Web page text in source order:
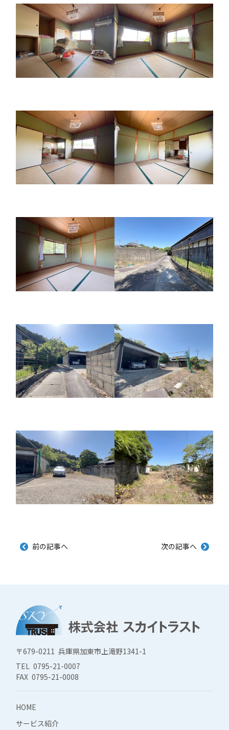
前の記事へ 次の記事へ
〒679-0211 兵庫県加東市上滝野1341-1
TEL 0795-21-0007
FAX 0795-21-0008
HOME
サービス紹介